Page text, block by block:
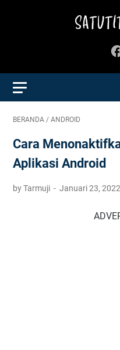
BERANDA / ANDROID
Cara
Aplikasi Android
by Tarmuji Januari 23, 2022